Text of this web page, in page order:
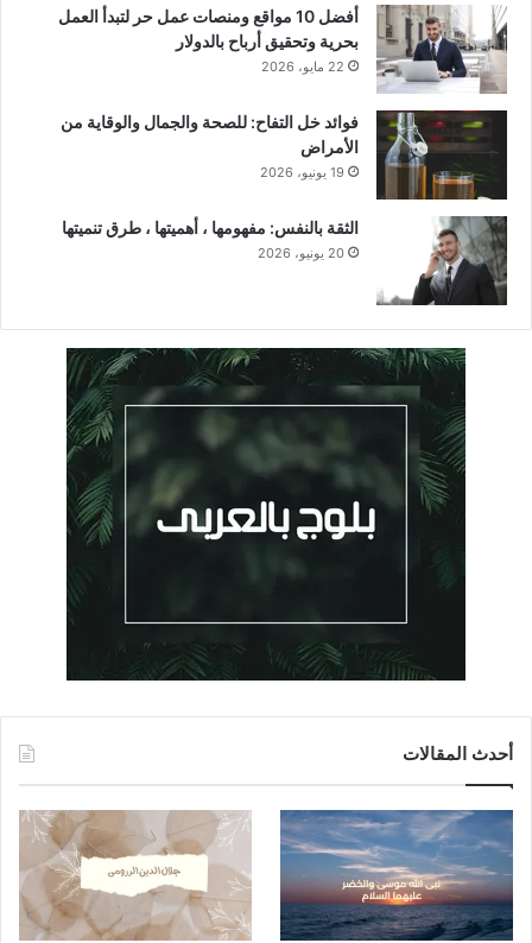
أفضل 10 مواقع ومنصات عمل حر لتبدأ العمل
بحرية وتحقيق أرباح بالدولار
22 مايو، 2026
فوائد خل التفاح: للصحة والجمال والوقاية من
الأمراض
19 يونيو، 2026
الثقة بالنفس: مفهومها ، أهميتها ، طرق تنميتها
20 يونيو، 2026
أحدث المقالات